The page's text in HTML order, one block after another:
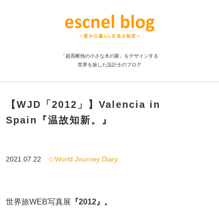
「超高断熱の小さな木の家」をデザインする
世界を旅した設計士のブログ
【WJD「2012」】Valencia in
Spain『温故知新。』
2021.07.22 ☆World Journey Diary
世界旅WEB写真展 『2012』。